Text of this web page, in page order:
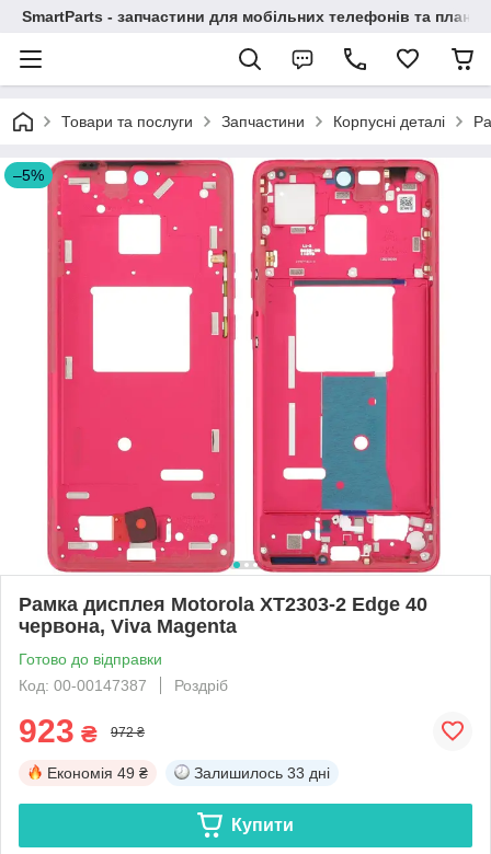
SmartParts - запчастини для мобільних телефонів та
Товари та послуги Запчастини Корпусні деталі
–5%
Рамка дисплея Motorola XT2303-2 Edge 40
червона, Viva Magenta
Готово до відправки
Код: 00-00147387
Роздріб
923 ₴ 972 ₴
Економія 49 ₴ Залишилось 33 дні
Купити